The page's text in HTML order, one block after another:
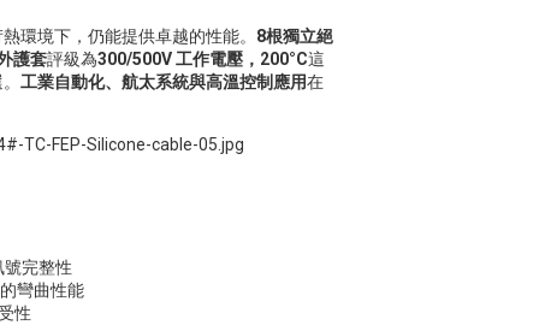
環境下，仍能提供卓越的性能。 8根獨立絕
護套評級為300/500V 工作電壓，200°C這
工業自動化、航太系統與高溫控制應用在
完整性
彎曲性能
性